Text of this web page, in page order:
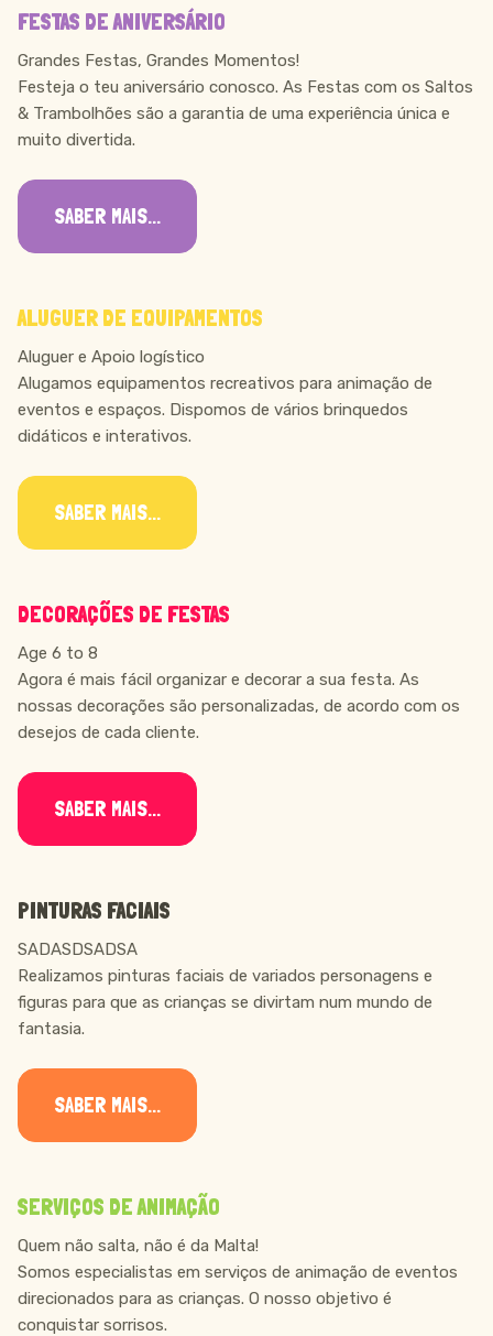
FESTAS DE ANIVERSÁRIO
Grandes Festas, Grandes Momentos!
Festeja o teu aniversário conosco. As Festas com os Saltos
& Trambolhões são a garantia de uma experiência única e
muito divertida.
SABER MAIS...
ALUGUER DE EQUIPAMENTOS
Aluguer e Apoio logístico
Alugamos equipamentos recreativos para animação de
eventos e espaços. Dispomos de vários brinquedos
didáticos e interativos.
SABER MAIS...
DECORAÇÕES DE FESTAS
Age 6 to 8
Agora é mais fácil organizar e decorar a sua festa. As
nossas decorações são personalizadas, de acordo com os
desejos de cada cliente.
SABER MAIS...
PINTURAS FACIAIS
SADASDSADSA
Realizamos pinturas faciais de variados personagens e
figuras para que as crianças se divirtam num mundo de
fantasia.
SABER MAIS...
SERVIÇOS DE ANIMAÇÃO
Quem não salta, não é da Malta!
Somos especialistas em serviços de animação de eventos
direcionados para as crianças. O nosso objetivo é
conquistar sorrisos.